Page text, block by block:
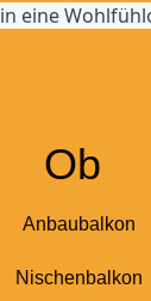
eine
Ob
Anbaubalkon
Nischenbalkon